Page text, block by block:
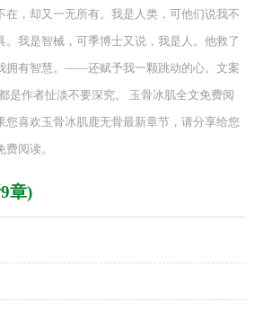
在，却又一无所有。我是人类，可他们说我不
。我是智械，可季博士又说，我是人。他救了
拥有智慧。——还赋予我一颗跳动的心。文案
是作者扯淡不要深究。 玉骨冰肌全文免费阅
您喜欢玉骨冰肌鹿无骨最新章节，请分享给您
阅读。
章)